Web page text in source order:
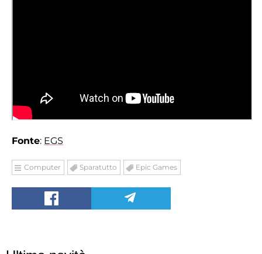
Fonte: EGS
Computer Sparatutto Epic Games